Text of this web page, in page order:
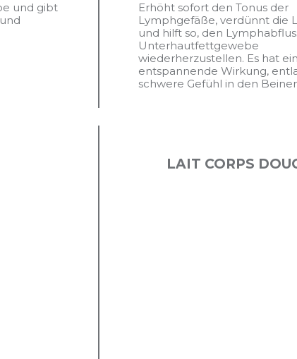
und gibt
Erhöht sofort den Tonus der
Lymphgefäße, verdünnt die
und hilft so, den
Unterhautfettgewebe
wiederherzustellen. Es hat
entspannende Wirkung,
schwere Gefühl in den
LAIT CORPS